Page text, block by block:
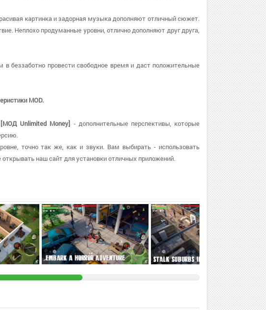
картинка и задорная музыка дополняют отличный сюжет.
Неплохо продуманные уровни, отлично дополняют друг друга,
беззаботно провести свободное время и даст положительные
MOD.
Unlimited Money] - дополнительные перспективы, которые
точно так же, как и звуки. Вам выбирать - использовать
наш сайт для установки отличных приложений.